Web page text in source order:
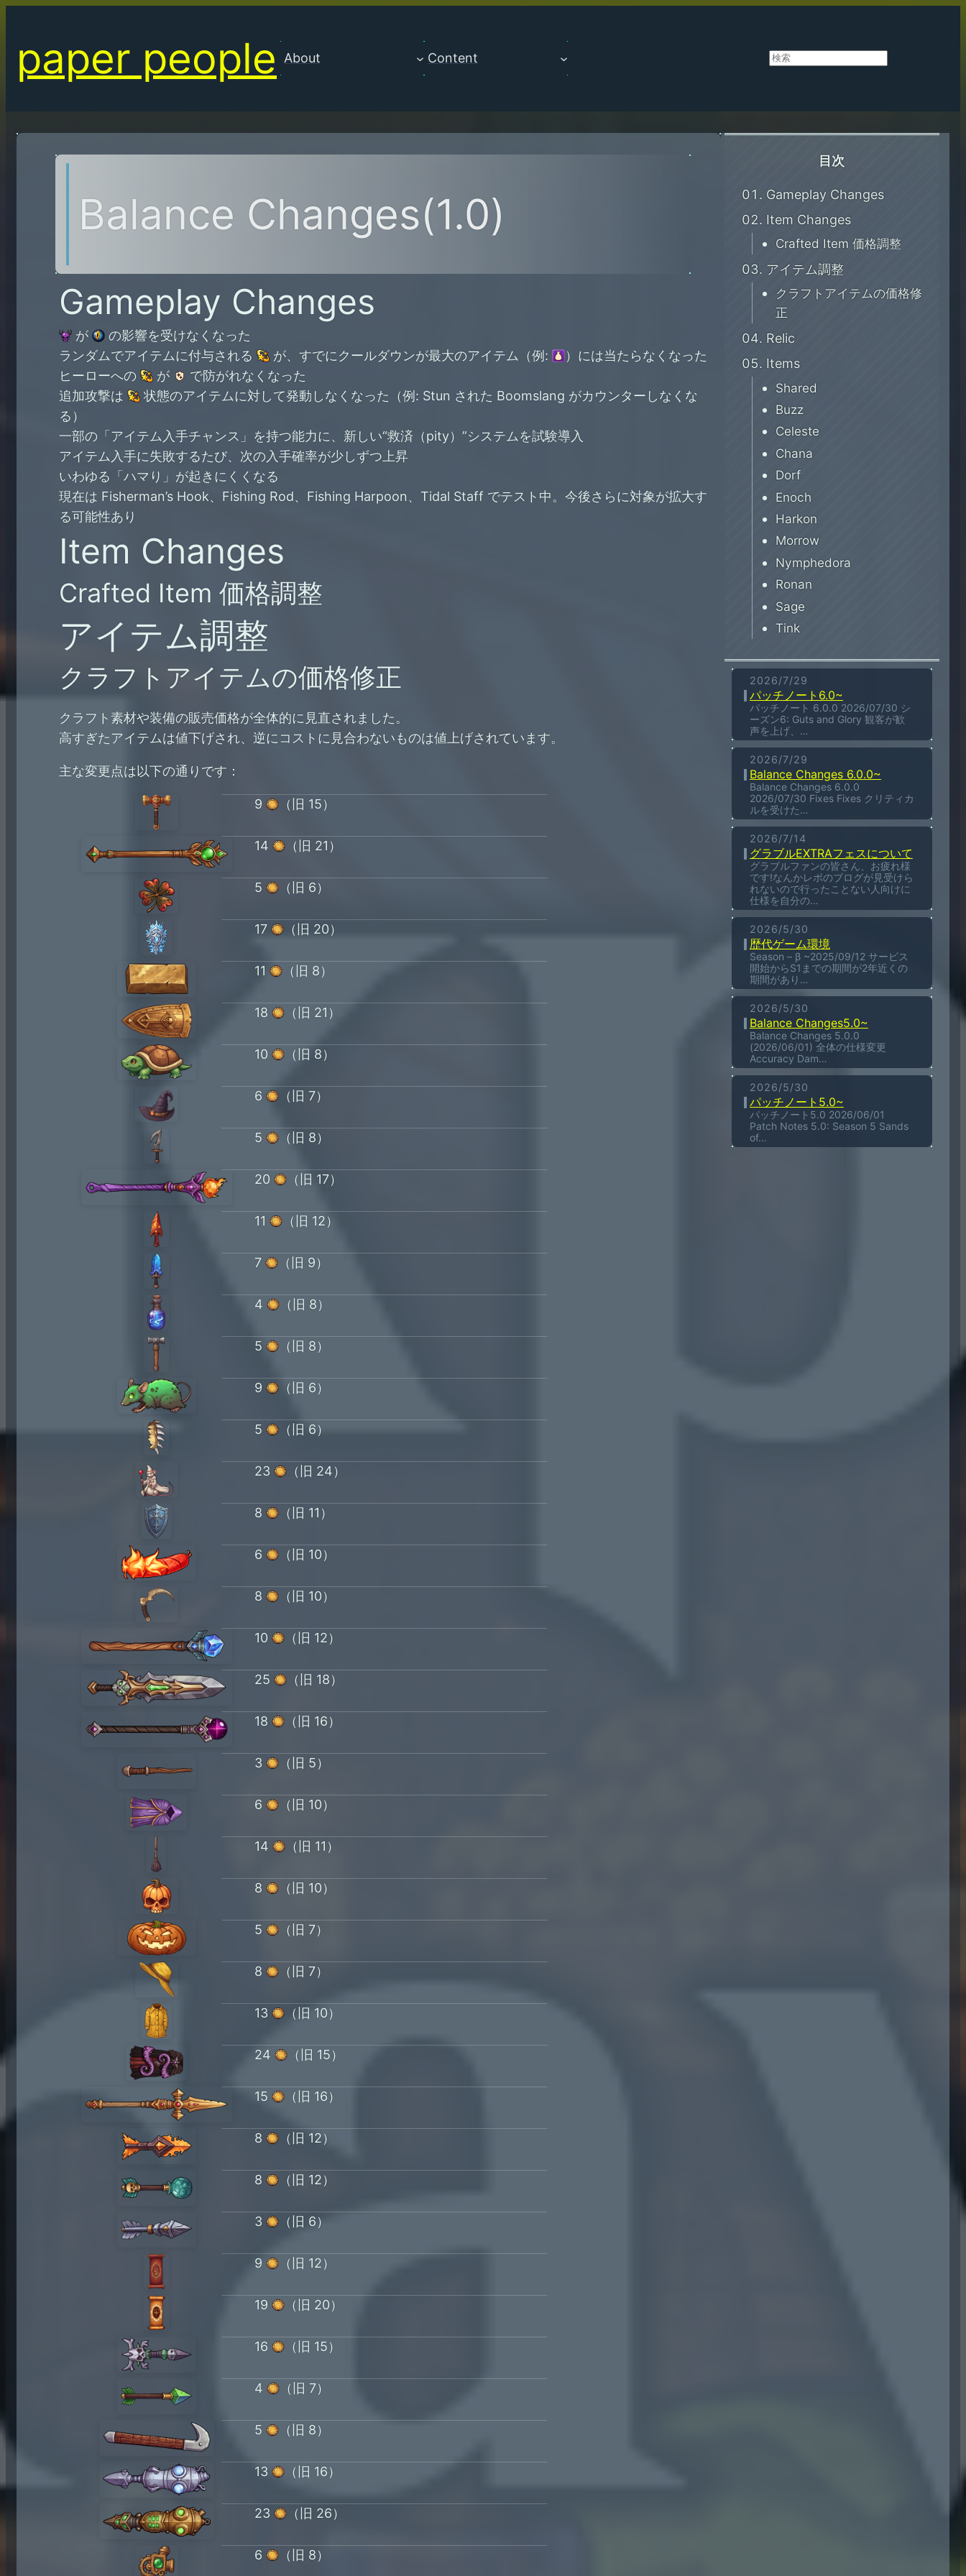
プ
paper people About Content
検
Balance Changes(1.0)
Gameplay Changes
が
の影響を受けなくなった
ランダムでアイテムに付与される
が、すでにクールダウンが最大のアイテム（例:
）には当たらなくなった
ヒーローへの
が
で防がれなくなった
追加攻撃は
状態のアイテムに対して発動しなくなった（例: Stun された Boomslang がカウンターしなくな
る）
一部の「アイテム入手チャンス」を持つ能力に、新しい“救済（pity）”システムを試験導入
アイテム入手に失敗するたび、次の入手確率が少しずつ上昇
いわゆる「ハマり」が起きにくくなる
現在は Fisherman’s Hook、Fishing Rod、Fishing Harpoon、Tidal Staff でテスト中。今後さらに対象が拡大す
る可能性あり
Item Changes
Crafted Item 価格調整
アイテム調整
クラフトアイテムの価格修正
クラフト素材や装備の販売価格が全体的に見直されました。
高すぎたアイテムは値下げされ、逆にコストに見合わないものは値上げされています。
主な変更点は以下の通りです：
9 （旧 15）
14 （旧 21）
5 （旧 6）
17 （旧 20）
11 （旧 8）
18 （旧 21）
10 （旧 8）
6 （旧 7）
5 （旧 8）
20 （旧 17）
11 （旧 12）
7 （旧 9）
4 （旧 8）
5 （旧 8）
9 （旧 6）
5 （旧 6）
23 （旧 24）
8 （旧 11）
6 （旧 10）
8 （旧 10）
10 （旧 12）
25 （旧 18）
18 （旧 16）
3 （旧 5）
6 （旧 10）
14 （旧 11）
8 （旧 10）
5 （旧 7）
8 （旧 7）
13 （旧 10）
24 （旧 15）
15 （旧 16）
8 （旧 12）
8 （旧 12）
3 （旧 6）
9 （旧 12）
19 （旧 20）
16 （旧 15）
4 （旧 7）
5 （旧 8）
13 （旧 16）
23 （旧 26）
6 （旧 8）
目次
Gameplay Changes
Item Changes
Crafted Item 価格調整
アイテム調整
クラフトアイテムの価格修
正
Relic
Items
Shared
Buzz
Celeste
Chana
Dorf
Enoch
Harkon
Morrow
Nymphedora
Ronan
Sage
Tink
2026/7/29
パッチノート6.0~
パッチノート 6.0.0 2026/07/30 シ
ーズン6: Guts and Glory 観客が歓
声を上げ、…
2026/7/29
Balance Changes 6.0.0~
Balance Changes 6.0.0
2026/07/30 Fixes Fixes クリティカ
ルを受けた…
2026/7/14
グラブルEXTRAフェスについて
グラブルファンの皆さん、お疲れ様
です!なんかレポのブログが見受けら
れないので行ったことない人向けに
仕様を自分の…
2026/5/30
歴代ゲーム環境
Season – β ~2025/09/12 サービス
開始からS1までの期間が2年近くの
期間があり…
2026/5/30
Balance Changes5.0~
Balance Changes 5.0.0
(2026/06/01) 全体の仕様変更
Accuracy Dam…
2026/5/30
パッチノート5.0~
パッチノート5.0 2026/06/01
Patch Notes 5.0: Season 5 Sands
of…